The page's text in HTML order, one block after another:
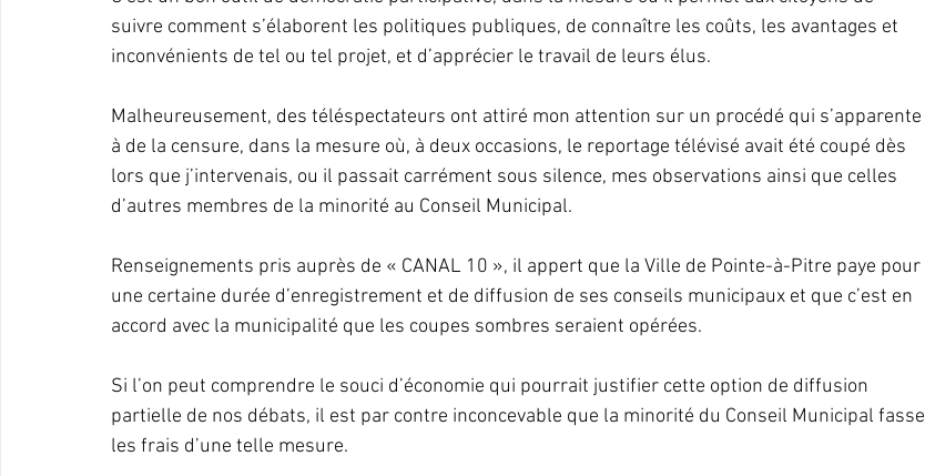
suivre comment s’élaborent les politiques publiques, de connaître les coûts, les avantages et
inconvénients de tel ou tel projet, et d’apprécier le travail de leurs élus.
Malheureusement, des téléspectateurs ont attiré mon attention sur un procédé qui s’apparente
à de la censure, dans la mesure où, à deux occasions, le reportage télévisé avait été coupé dès
lors que j’intervenais, ou il passait carrément sous silence, mes observations ainsi que celles
d’autres membres de la minorité au Conseil Municipal.
Renseignements pris auprès de « CANAL 10 », il appert que la Ville de Pointe-à-Pitre paye pour
une certaine durée d’enregistrement et de diffusion de ses conseils municipaux et que c’est en
accord avec la municipalité que les coupes sombres seraient opérées.
Si l’on peut comprendre le souci d’économie qui pourrait justifier cette option de diffusion
partielle de nos débats, il est par contre inconcevable que la minorité du Conseil Municipal fasse
les frais d’une telle mesure.